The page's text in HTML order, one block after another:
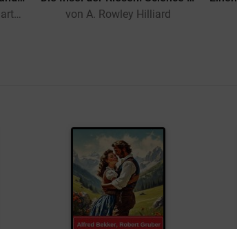
von Robert Gruber, Anna Martach
von A. Rowley Hilliard